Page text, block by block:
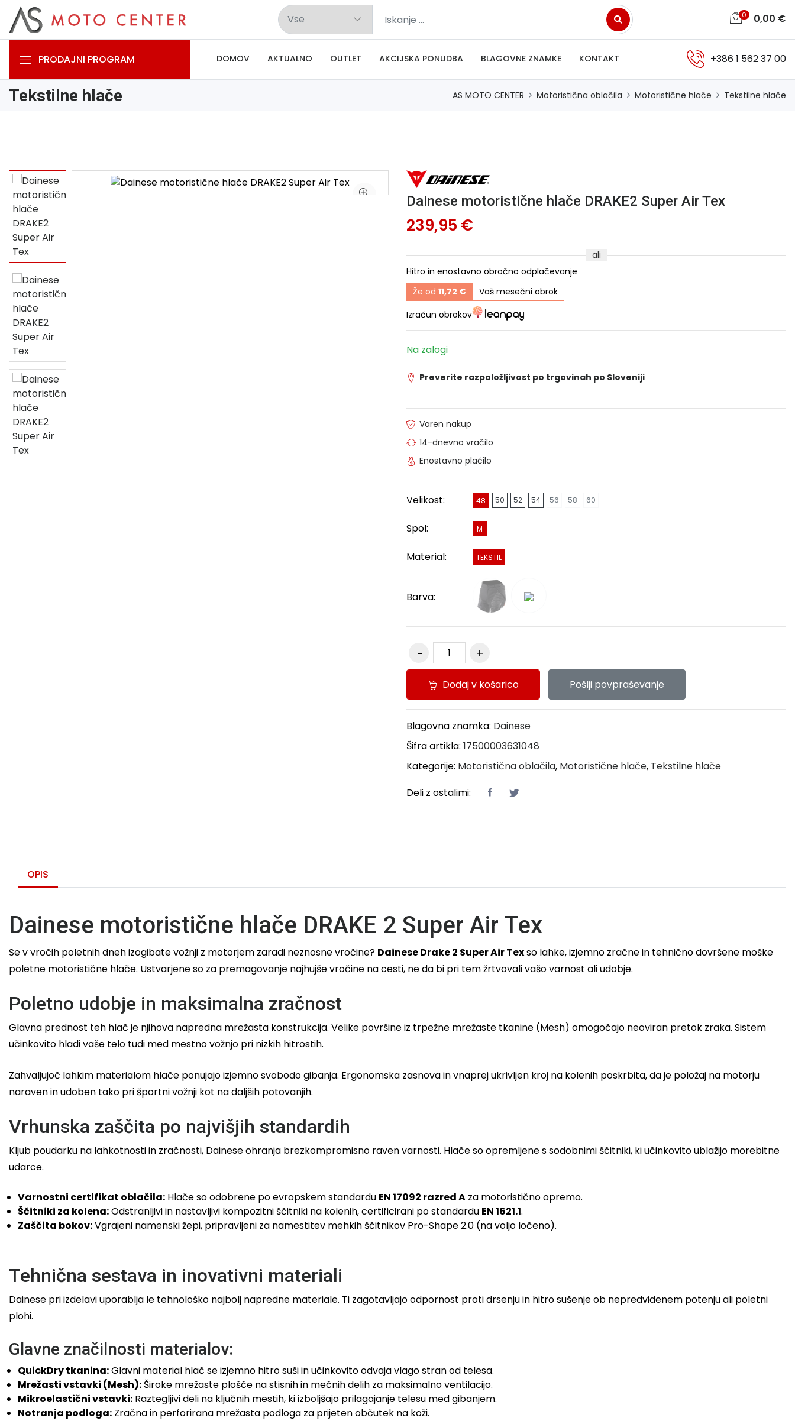
0 0,00 €
PRODAJNI PROGRAM DOMOV AKTUALNO OUTLET AKCIJSKA PONUDBA BLAGOVNE ZNAMKE KONTAKT +386 1 562 37 00
Tekstilne hlače AS MOTO CENTER Motoristična oblačila Motoristične hlače Tekstilne hlače
Dainese motoristične hlače DRAKE2 Super Air Tex
239,95 €
ali
Hitro in enostavno obročno odplačevanje
Že od 11,72 €
Vaš mesečni obrok
Izračun obrokov
Na zalogi
Preverite razpoložljivost po trgovinah po Sloveniji
Varen nakup
14-dnevno vračilo
Enostavno plačilo
Velikost: 48 50 52 54 56 58 60
Spol: M
Material: TEKSTIL
Barva:
Dodaj v košarico Pošlji povpraševanje
Blagovna znamka: Dainese
Šifra artikla: 17500003631048
Kategorije: Motoristična oblačila, Motoristične hlače, Tekstilne hlače
Deli z ostalimi:
OPIS
Dainese motoristične hlače DRAKE 2 Super Air Tex
Se v vročih poletnih dneh izogibate vožnji z motorjem zaradi neznosne vročine? Dainese Drake 2 Super Air Texso lahke, izjemno zračne in tehnično dovršene moške
poletne motoristične hlače. Ustvarjene so za premagovanje najhujše vročine na cesti, ne da bi pri tem žrtvovali vašo varnost ali udobje.
Poletno udobje in maksimalna zračnost
Glavna prednost teh hlač je njihova napredna mrežasta konstrukcija. Velike površine iz trpežne mrežaste tkanine (Mesh) omogočajo neoviran pretok zraka. Sistem
učinkovito hladi vaše telo tudi med mestno vožnjo pri nizkih hitrostih.
Zahvaljujoč lahkim materialom hlače ponujajo izjemno svobodo gibanja. Ergonomska zasnova in vnaprej ukrivljen kroj na kolenih poskrbita, da je položaj na motorju
naraven in udoben tako pri športni vožnji kot na daljših potovanjih.
Vrhunska zaščita po najvišjih standardih
Kljub poudarku na lahkotnosti in zračnosti, Dainese ohranja brezkompromisno raven varnosti. Hlače so opremljene s sodobnimi ščitniki, ki učinkovito ublažijo morebitne
udarce.
Varnostni certifikat oblačila: Hlače so odobrene po evropskem standardu EN 17092 razred A za motoristično opremo.
Ščitniki za kolena:Odstranljivi in nastavljivi kompozitni ščitniki na kolenih, certificirani po standardu EN 1621.1.
Zaščita bokov:Vgrajeni namenski žepi, pripravljeni za namestitev mehkih ščitnikov Pro-Shape 2.0 (na voljo ločeno).
Tehnična sestava in inovativni materiali
Dainese pri izdelavi uporablja le tehnološko najbolj napredne materiale. Ti zagotavljajo odpornost proti drsenju in hitro sušenje ob nepredvidenem potenju ali poletni
plohi.
Glavne značilnosti materialov:
QuickDry tkanina:Glavni material hlač se izjemno hitro suši in učinkovito odvaja vlago stran od telesa.
Mrežasti vstavki (Mesh): Široke mrežaste plošče na stisnih in mečnih delih za maksimalno ventilacijo.
Mikroelastični vstavki: Raztegljivi deli na ključnih mestih, ki izboljšajo prilagajanje telesu med gibanjem.
Notranja podloga: Zračna in perforirana mrežasta podloga za prijeten občutek na koži.